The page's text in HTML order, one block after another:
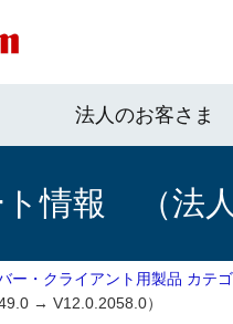
法人のお客さま
情報 （法人
ー・クライアント用製品 カテ
→ V12.0.2058.0）